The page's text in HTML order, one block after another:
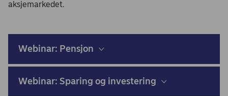
aksjemarkedet.
Webinar: Pensjon
Webinar: Sparing og investering